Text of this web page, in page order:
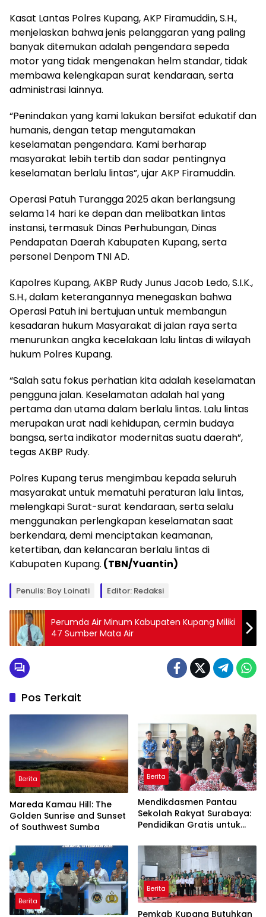
Kasat Lantas Polres Kupang, AKP Firamuddin, S.H.,
menjelaskan bahwa jenis pelanggaran yang paling
banyak ditemukan adalah pengendara sepeda
motor yang tidak mengenakan helm standar, tidak
membawa kelengkapan surat kendaraan, serta
administrasi lainnya.
“Penindakan yang kami lakukan bersifat edukatif dan
humanis, dengan tetap mengutamakan
keselamatan pengendara. Kami berharap
masyarakat lebih tertib dan sadar pentingnya
keselamatan berlalu lintas”, ujar AKP Firamuddin.
Operasi Patuh Turangga 2025 akan berlangsung
selama 14 hari ke depan dan melibatkan lintas
instansi, termasuk Dinas Perhubungan, Dinas
Pendapatan Daerah Kabupaten Kupang, serta
personel Denpom TNI AD.
Kapolres Kupang, AKBP Rudy Junus Jacob Ledo, S.I.K.,
S.H., dalam keterangannya menegaskan bahwa
Operasi Patuh ini bertujuan untuk membangun
kesadaran hukum Masyarakat di jalan raya serta
menurunkan angka kecelakaan lalu lintas di wilayah
hukum Polres Kupang.
“Salah satu fokus perhatian kita adalah keselamatan
pengguna jalan. Keselamatan adalah hal yang
pertama dan utama dalam berlalu lintas. Lalu lintas
merupakan urat nadi kehidupan, cermin budaya
bangsa, serta indikator modernitas suatu daerah”,
tegas AKBP Rudy.
Polres Kupang terus mengimbau kepada seluruh
masyarakat untuk mematuhi peraturan lalu lintas,
melengkapi Surat-surat kendaraan, serta selalu
menggunakan perlengkapan keselamatan saat
berkendara, demi menciptakan keamanan,
ketertiban, dan kelancaran berlalu lintas di
Kabupaten Kupang. (TBN/Yuantin)
Penulis: Boy Loinati Editor: Redaksi
Perumda Air Minum Kabupaten Kupang Miliki
47 Sumber Mata Air
Pos Terkait
Berita
Mareda Kamau Hill: The
Golden Sunrise and Sunset
of Southwest Sumba
Berita
Mendikdasmen Pantau
Sekolah Rakyat Surabaya:
Pendidikan Gratis untuk
Berita
Berita
Pemkab Kupang Butuhkan